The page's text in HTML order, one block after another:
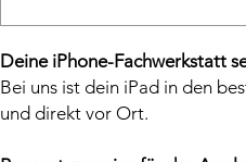
Deine iPhone-Fachwerkstatt
Bei uns ist dein iPad in den
und direkt vor Ort.